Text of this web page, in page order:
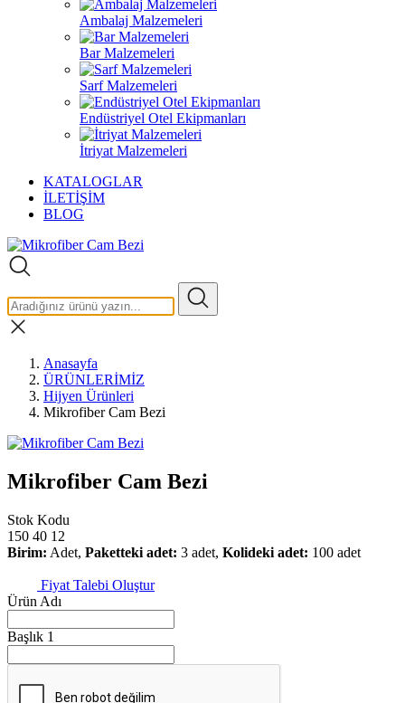
Ambalaj Malzemeleri
Bar Malzemeleri
Sarf Malzemeleri
Endüstriyel Otel Ekipmanları
İtriyat Malzemeleri
KATALOGLAR
İLETİŞİM
BLOG
Anasayfa
ÜRÜNLERİMİZ
Hijyen Ürünleri
Mikrofiber Cam Bezi
Mikrofiber Cam Bezi
Stok Kodu
150 40 12
Birim: Adet, Paketteki adet: 3 adet, Kolideki adet: 100 adet
Fiyat Talebi Oluştur
Ürün Adı
Başlık 1